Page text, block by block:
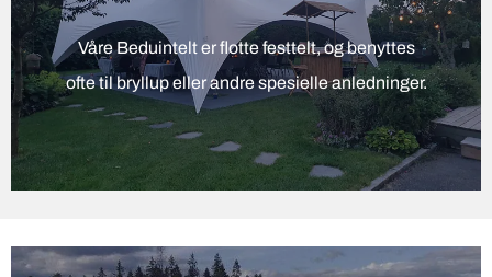
Våre Beduintelt er flotte festtelt, og benyttes
ofte til bryllup eller andre spesielle anledninger.